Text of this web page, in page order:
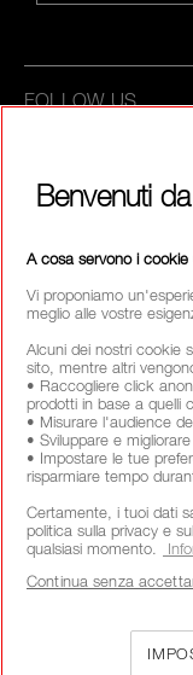
CHI SIAMO
MY NARS
HELP & FAQ
COME ACQUISTARE
FOLLOW US
SELEZIONA PAESE /
Benvenuti
A cosa servono i
Vi proponiamo
meglio alle vostre
Alcuni dei nostri cookie
sito, mentre altri
• Raccogliere click
prodotti in base a quelli
• Misurare l'audience
• Sviluppare e migliorare
• Impostare le tue
risparmiare tempo
Certamente, i tuoi dati
politica sulla privacy e
qualsiasi momento.
Continua senza